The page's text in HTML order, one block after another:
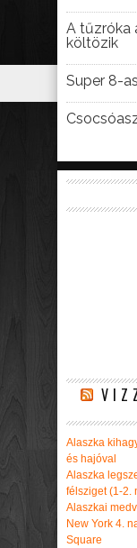
A tűzróka
költözik
Super 8-
Alaszka
és hajóval
Alaszka
félsziget (1-2.
Alaszkai
New York 4.
Square